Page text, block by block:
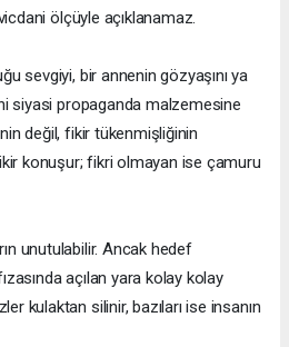
ölçüyle açıklanamaz.
sevgiyi, bir annenin gözyaşını ya
siyasi propaganda malzemesine
değil, fikir tükenmişliğinin
konuşur; fikri olmayan ise çamuru
unutulabilir. Ancak hedef
açılan yara kolay kolay
kulaktan silinir, bazıları ise insanın